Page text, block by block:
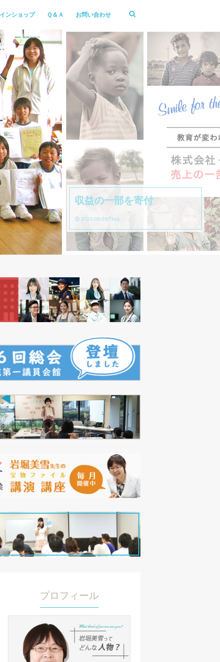
ンショップ Ｑ＆Ａ お問い合わせ
収益の一部を寄付
2023-06-29(Thu)
プロフィール